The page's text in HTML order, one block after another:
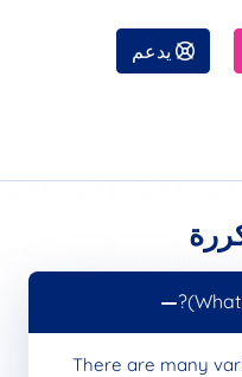
يدعم
What
There are many